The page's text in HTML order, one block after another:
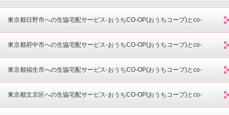
opdeli(コープデリ)-
東京都日野市への生協宅配サービス-おうちCO-OP(おうちコープ)とco-
opdeli(コープデリ)-
東京都府中市への生協宅配サービス-おうちCO-OP(おうちコープ)とco-
opdeli(コープデリ)-
東京都福生市への生協宅配サービス-おうちCO-OP(おうちコープ)とco-
opdeli(コープデリ)-
東京都文京区への生協宅配サービス-おうちCO-OP(おうちコープ)とco-